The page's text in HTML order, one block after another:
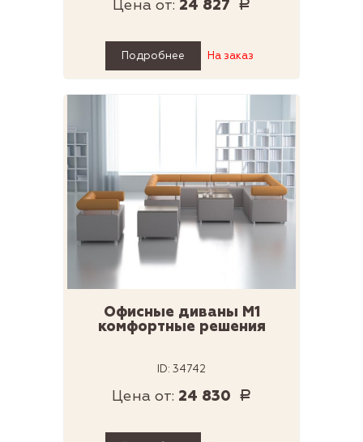
Цена от: 24 827 Р
Подробнее На заказ
Офисные диваны М1
комфортные решения
ID: 34742
Цена от: 24 830 Р